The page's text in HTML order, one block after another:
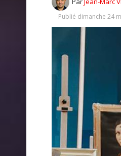
Publié dimanche 24